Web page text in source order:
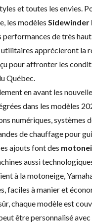
et toutes les envies.
les modèles Sidewinder
de très
apprécieront la
pour affronter les
Québec.
en avant les
dans les modèles
numériques, systèmes
de chauffage pour
ajouts font des
aussi
à la motoneige,
faciles à manier et
chaque modèle est
être personnalisé avec